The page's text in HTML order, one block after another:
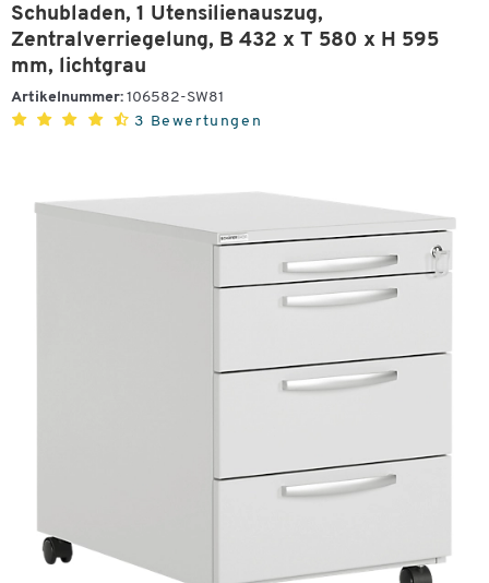
Schubladen, 1 Utensilienauszug,
Zentralverriegelung, B 432 x T 580 x H 595
mm, lichtgrau
Artikelnummer: 106582-SW81
3 Bewertungen